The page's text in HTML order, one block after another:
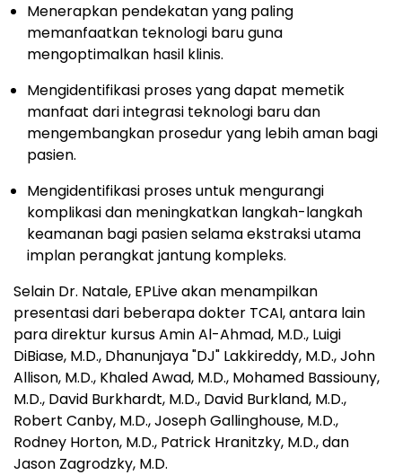
Menerapkan pendekatan yang paling
memanfaatkan teknologi baru guna
mengoptimalkan hasil klinis.
Mengidentifikasi proses yang dapat memetik
manfaat dari integrasi teknologi baru dan
mengembangkan prosedur yang lebih aman bagi
pasien.
Mengidentifikasi proses untuk mengurangi
komplikasi dan meningkatkan langkah-langkah
keamanan bagi pasien selama ekstraksi utama
implan perangkat jantung kompleks.
Selain Dr. Natale, EPLive akan menampilkan
presentasi dari beberapa dokter TCAI, antara lain
para direktur kursus Amin Al-Ahmad, M.D., Luigi
DiBiase, M.D., Dhanunjaya "DJ" Lakkireddy, M.D., John
Allison, M.D., Khaled Awad, M.D., Mohamed Bassiouny,
M.D., David Burkhardt, M.D., David Burkland, M.D.,
Robert Canby, M.D., Joseph Gallinghouse, M.D.,
Rodney Horton, M.D., Patrick Hranitzky, M.D., dan
Jason Zagrodzky, M.D.